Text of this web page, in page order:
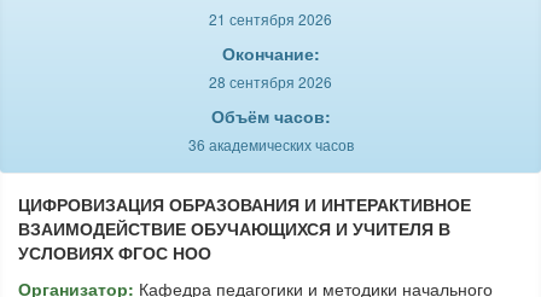
21 сентября 2026
Окончание:
28 сентября 2026
Объём часов:
36 академических часов
ЦИФРОВИЗАЦИЯ ОБРАЗОВАНИЯ И ИНТЕРАКТИВНОЕ
ВЗАИМОДЕЙСТВИЕ ОБУЧАЮЩИХСЯ И УЧИТЕЛЯ В
УСЛОВИЯХ ФГОС НОО
Организатор: Кафедра педагогики и методики начального